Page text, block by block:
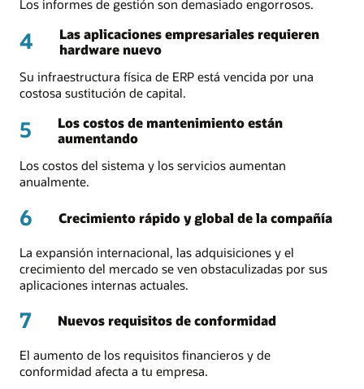
Los informes de gestión son demasiado engorrosos.
4
Las aplicaciones empresariales requieren
hardware nuevo
Su infraestructura física de ERP está vencida por una
costosa sustitución de capital.
5
Los costos de mantenimiento están
aumentando
Los costos del sistema y los servicios aumentan
anualmente.
6 Crecimiento rápido y global de la compañía
La expansión internacional, las adquisiciones y el
crecimiento del mercado se ven obstaculizadas por sus
aplicaciones internas actuales.
7 Nuevos requisitos de conformidad
El aumento de los requisitos financieros y de
conformidad afecta a tu empresa.